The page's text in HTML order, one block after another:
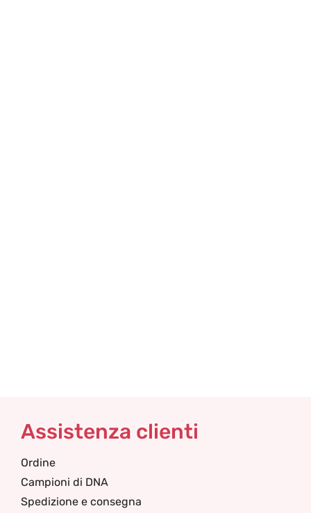
Assistenza clienti
Ordine
Campioni di DNA
Spedizione e consegna